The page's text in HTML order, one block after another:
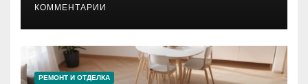
КОММЕНТАРИИ
РЕМОНТ И ОТДЕЛКА